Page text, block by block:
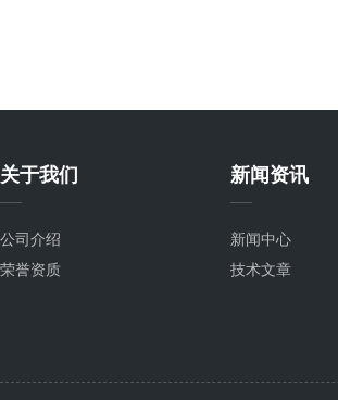
关于我们
公司介绍
荣誉资质
新闻资讯
新闻中心
技术文章